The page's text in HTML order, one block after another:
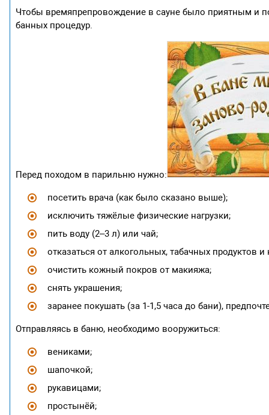
Чтобы времяпрепровождение в сауне было приятным и
банных процедур.
Перед походом в парильню нужно:
посетить врача (как было сказано выше);
исключить тяжёлые физические нагрузки;
пить воду (2–3 л) или чай;
отказаться от алкогольных, табачных продуктов и
очистить кожный покров от макияжа;
снять украшения;
заранее покушать (за 1-1,5 часа до бани),
Отправляясь в баню, необходимо вооружиться:
вениками;
шапочкой;
рукавицами;
простынёй;